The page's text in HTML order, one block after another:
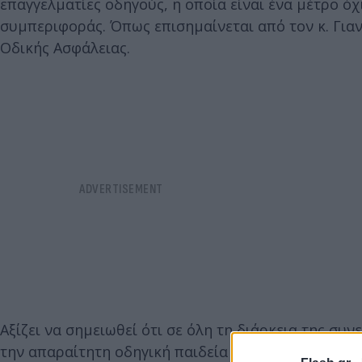
επαγγελματίες οδηγούς, η οποία είναι ένα μέτρο
συμπεριφοράς. Όπως επισημαίνεται από τον κ.
Οδικής Ασφάλειας.
Αξίζει να σημειωθεί ότι σε όλη τη διάρκεια της
την απαραίτητη οδηγική παιδεία και συνείδηση